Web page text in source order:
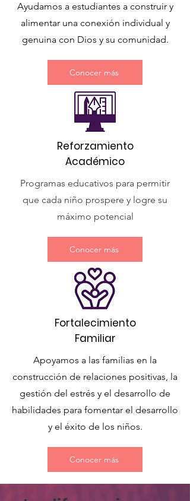
Ayudamos a estudiantes a construir y
alimentar una conexión individual y
genuina con Dios y su comunidad.
Conocer más
Reforzamiento
Académico
Programas educativos para permitir
que cada niño prospere y logre su
máximo potencial
Conocer más
Fortalecimiento
Familiar
Apoyamos a las familias en la
construcción de relaciones positivas, la
gestión del estrés y el desarrollo de
habilidades para fomentar el desarrollo
y el éxito de los niños.
Conocer más